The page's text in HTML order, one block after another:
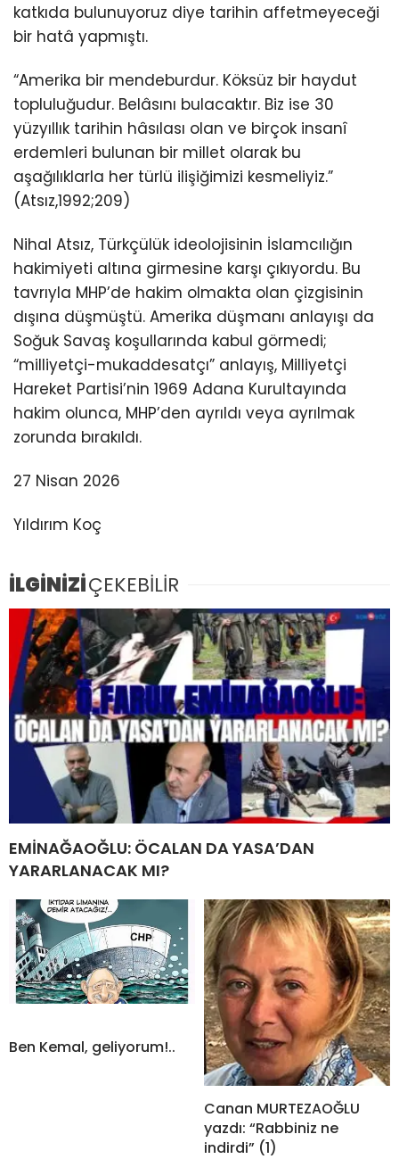
katkıda bulunuyoruz diye tarihin affetmeyeceği
bir hatâ yapmıştı.
“Amerika bir mendeburdur. Köksüz bir haydut
topluluğudur. Belâsını bulacaktır. Biz ise 30
yüzyıllık tarihin hâsılası olan ve birçok insanî
erdemleri bulunan bir millet olarak bu
aşağılıklarla her türlü ilişiğimizi kesmeliyiz.”
(Atsız,1992;209)
Nihal Atsız, Türkçülük ideolojisinin İslamcılığın
hakimiyeti altına girmesine karşı çıkıyordu. Bu
tavrıyla MHP’de hakim olmakta olan çizgisinin
dışına düşmüştü. Amerika düşmanı anlayışı da
Soğuk Savaş koşullarında kabul görmedi;
“milliyetçi-mukaddesatçı” anlayış, Milliyetçi
Hareket Partisi’nin 1969 Adana Kurultayında
hakim olunca, MHP’den ayrıldı veya ayrılmak
zorunda bırakıldı.
27 Nisan 2026
Yıldırım Koç
İLGİNİZİÇEKEBİLİR
EMİNAĞAOĞLU: ÖCALAN DA YASA’DAN
YARARLANACAK MI?
Ben Kemal, geliyorum!..
Canan MURTEZAOĞLU
yazdı: “Rabbiniz ne
indirdi” (1)